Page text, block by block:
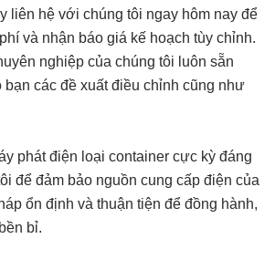
liên hệ với chúng tôi ngay hôm nay để
và nhận báo giá kế hoạch tùy chỉnh.
nghiệp của chúng tôi luôn sẵn
bạn các đề xuất điều chỉnh cũng như
phát điện loại container cực kỳ đáng
để đảm bảo nguồn cung cấp điện của
ổn định và thuận tiện để đồng hành,
bỉ.